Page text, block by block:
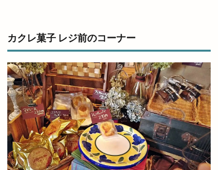
浜田
浜田道 浜町
海奴
海岸清掃 海水浴場
海神
海辺のコンサート
海都 海開き
海鮮BBQ
海鮮かんかん焼
海鮮丼 深澤辰哉
混雑
混雑状況
渋谷 渡橋 渡橋町
温泉
温泉津温泉
温泉津温泉夏まつり
湊山公園
湖上花火大会
湖畔の温泉宿くにびき
湖遊館
湖陵
湖陵どんとこい祭
湖陵どんとこい祭り
湖陵ミニ夏祭り
湖陵温泉
湯の川温泉
カクレ菓子 レジ前のコーナー